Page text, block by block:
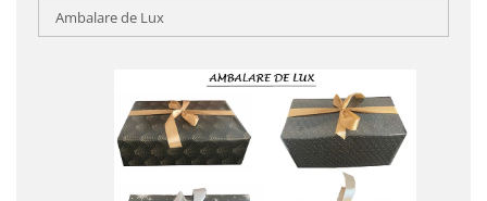
Ambalare de Lux